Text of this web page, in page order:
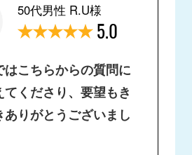
50代男性 R.U様
5.0
こちらからの質問に
てくださり、要望もき
ありがとうございまし